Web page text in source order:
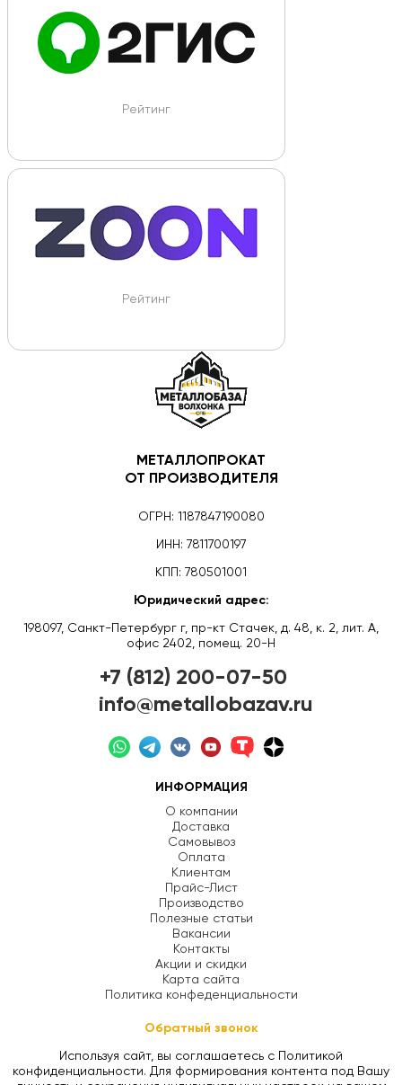
Рейтинг
Рейтинг
МЕТАЛЛОПРОКАТ
ОТ ПРОИЗВОДИТЕЛЯ
ОГРН: 1187847190080
ИНН: 7811700197
КПП: 780501001
Юридический адрес:
198097, Санкт-Петербург г, пр-кт Стачек, д. 48, к. 2, лит. А,
офис 2402, помещ. 20-Н
+7 (812) 200-07-50
info@metallobazav.ru
ИНФОРМАЦИЯ
О компании
Доставка
Самовывоз
Оплата
Клиентам
Прайс-Лист
Производство
Полезные статьи
Вакансии
Контакты
Акции и скидки
Карта сайта
Политика конфеденциальности
Обратный звонок
Используя сайт, вы соглашаетесь с Политикой
конфиденциальности. Для формирования контента под Вашу